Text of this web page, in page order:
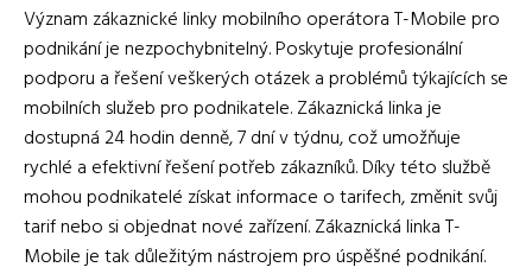
Význam zákaznické linky mobilního operátora T-Mobile pro
podnikání je nezpochybnitelný. Poskytuje profesionální
podporu a řešení veškerých otázek a problémů týkajících se
mobilních služeb pro podnikatele. Zákaznická linka je
dostupná 24 hodin denně, 7 dní v týdnu, což umožňuje
rychlé a efektivní řešení potřeb zákazníků. Díky této službě
mohou podnikatelé získat informace o tarifech, změnit svůj
tarif nebo si objednat nové zařízení. Zákaznická linka T-
Mobile je tak důležitým nástrojem pro úspěšné podnikání.